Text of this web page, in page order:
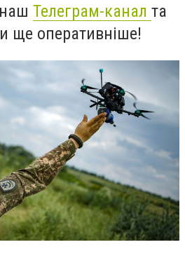
Телеграм-канал та
ще оперативніше!